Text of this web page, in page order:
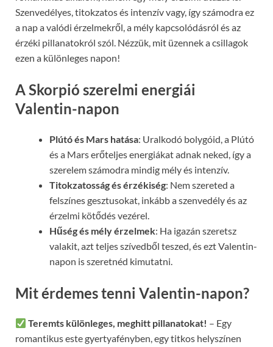
Szenvedélyes, titokzatos és intenzív vagy, így számodra ez
a nap a valódi érzelmekről, a mély kapcsolódásról és az
érzéki pillanatokról szól. Nézzük, mit üzennek a csillagok
ezen a különleges napon!
A Skorpió szerelmi energiái
Valentin-napon
Plútó és Mars hatása: Uralkodó bolygóid, a Plútó
és a Mars erőteljes energiákat adnak neked, így a
szerelem számodra mindig mély és intenzív.
Titokzatosság és érzékiség: Nem szereted a
felszínes gesztusokat, inkább a szenvedély és az
érzelmi kötődés vezérel.
Hűség és mély érzelmek: Ha igazán szeretsz
valakit, azt teljes szívedből teszed, és ezt Valentin-
napon is szeretnéd kimutatni.
Mit érdemes tenni Valentin-napon?
Teremts különleges, meghitt pillanatokat! – Egy
romantikus este gyertyafényben, egy titkos helyszínen